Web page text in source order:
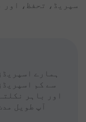
سپریڈ، تحفظ، اور
ہمارے
سے کم
اور باہر
آپ طویل